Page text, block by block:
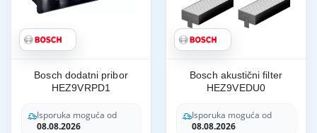
Bosch dodatni pribor
HEZ9VRPD1
Isporuka moguća od
08.08.2026
Bosch akustični filter
HEZ9VEDU0
Isporuka moguća od
08.08.2026